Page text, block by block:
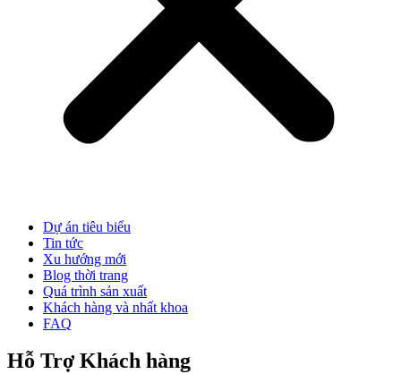
Dự án tiêu biểu
Tin tức
Xu hướng mới
Blog thời trang
Quá trình sản xuất
Khách hàng và nhất khoa
FAQ
Hỗ Trợ Khách hàng